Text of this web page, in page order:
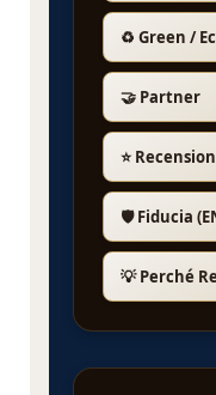
♻️ Green /
🤝 Partner
⭐
🛡️ Fiducia
💡 Perché